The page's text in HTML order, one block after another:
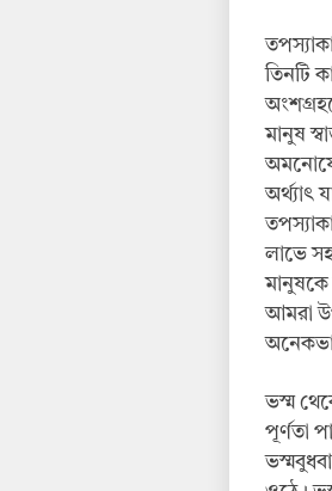
তিনটি
মানুষ
অর্থ্যাৎ
লাভে
আমরা
ভস্ম
পূর্ণতা